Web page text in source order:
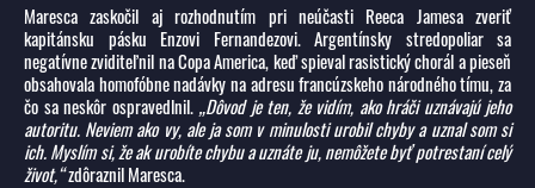
Maresca zaskočil aj rozhodnutím pri neúčasti Reeca Jamesa zveriť
kapitánsku pásku Enzovi Fernandezovi. Argentínsky stredopoliar sa
negatívne zviditeľnil na Copa America, keď spieval rasistický chorál a pieseň
obsahovala homofóbne nadávky na adresu francúzskeho národného tímu, za
čo sa neskôr ospravedlnil. „Dôvod je ten, že vidím, ako hráči uznávajú jeho
autoritu. Neviem ako vy, ale ja som v minulosti urobil chyby a uznal som si
ich. Myslím si, že ak urobíte chybu a uznáte ju, nemôžete byť potrestaní celý
život,“zdôraznil Maresca.